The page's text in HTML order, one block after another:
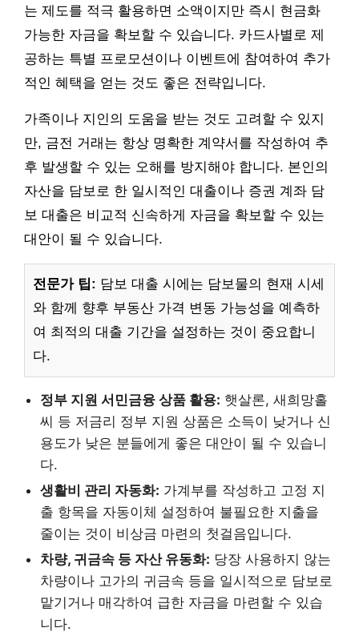
는 제도를 적극 활용하면 소액이지만 즉시 현금화
가능한 자금을 확보할 수 있습니다. 카드사별로 제
공하는 특별 프로모션이나 이벤트에 참여하여 추가
적인 혜택을 얻는 것도 좋은 전략입니다.
가족이나 지인의 도움을 받는 것도 고려할 수 있지
만, 금전 거래는 항상 명확한 계약서를 작성하여 추
후 발생할 수 있는 오해를 방지해야 합니다. 본인의
자산을 담보로 한 일시적인 대출이나 증권 계좌 담
보 대출은 비교적 신속하게 자금을 확보할 수 있는
대안이 될 수 있습니다.
전문가 팁: 담보 대출 시에는 담보물의 현재 시세
와 함께 향후 부동산 가격 변동 가능성을 예측하
여 최적의 대출 기간을 설정하는 것이 중요합니
다.
정부 지원 서민금융 상품 활용: 햇살론, 새희망홀
씨 등 저금리 정부 지원 상품은 소득이 낮거나 신
용도가 낮은 분들에게 좋은 대안이 될 수 있습니
다.
생활비 관리 자동화: 가계부를 작성하고 고정 지
출 항목을 자동이체 설정하여 불필요한 지출을
줄이는 것이 비상금 마련의 첫걸음입니다.
차량, 귀금속 등 자산 유동화: 당장 사용하지 않는
차량이나 고가의 귀금속 등을 일시적으로 담보로
맡기거나 매각하여 급한 자금을 마련할 수 있습
니다.